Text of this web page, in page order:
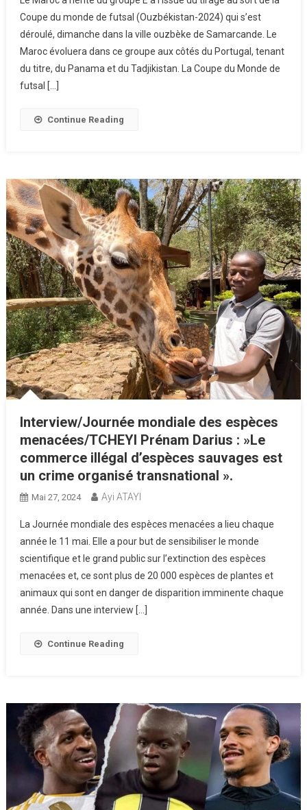
Coupe du monde de futsal (Ouzbékistan-2024) qui s’est
déroulé, dimanche dans la ville ouzbèke de Samarcande. Le
Maroc évoluera dans ce groupe aux côtés du Portugal, tenant
du titre, du Panama et du Tadjikistan. La Coupe du Monde de
futsal […]
Continue Reading
Interview/Journée mondiale des espèces
menacées/TCHEYI Prénam Darius : »Le
commerce illégal d’espèces sauvages est
un crime organisé transnational ».
Mai 27, 2024 Ayi ATAYI
La Journée mondiale des espèces menacées a lieu chaque
année le 11 mai. Elle a pour but de sensibiliser le monde
scientifique et le grand public sur l’extinction des espèces
menacées et, ce sont plus de 20 000 espèces de plantes et
animaux qui sont en danger de disparition imminente chaque
année. Dans une interview […]
Continue Reading